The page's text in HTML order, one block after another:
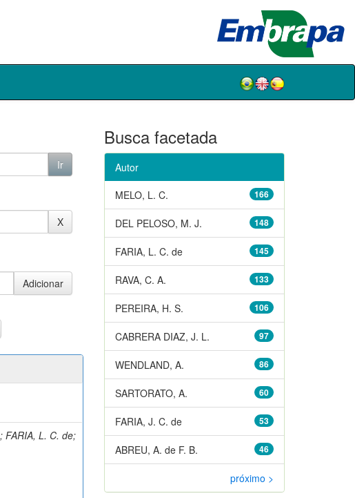
;FARIA, L. C. de;
Busca facetada
Autor
166
MELO, L. C.
148
DEL PELOSO, M. J.
145
FARIA, L. C. de
133
RAVA, C. A.
106
PEREIRA, H. S.
97
CABRERA DIAZ, J. L.
86
WENDLAND, A.
60
SARTORATO, A.
53
FARIA, J. C. de
46
ABREU, A. de F. B.
próximo >